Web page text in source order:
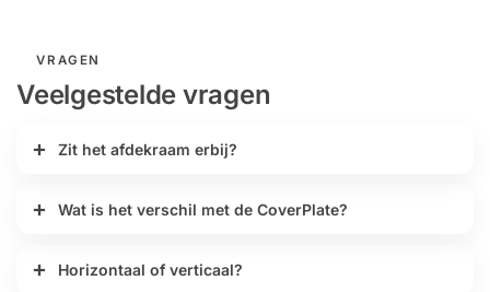
VRAGEN
Veelgestelde vragen
Zit het afdekraam erbij?
Wat is het verschil met de CoverPlate?
Horizontaal of verticaal?